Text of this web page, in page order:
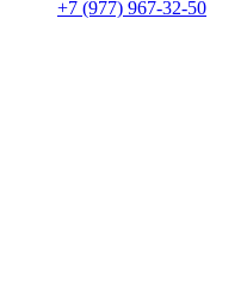
+7 (977) 967-32-50